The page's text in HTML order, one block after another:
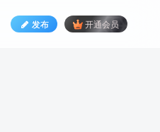
发布 开通会员